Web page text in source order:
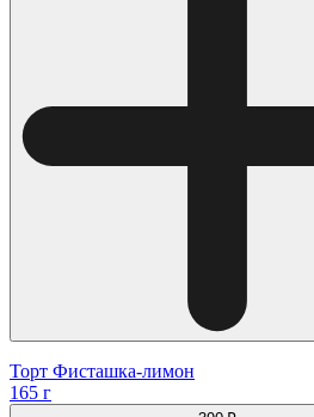
Торт Фисташка-лимон
165 г